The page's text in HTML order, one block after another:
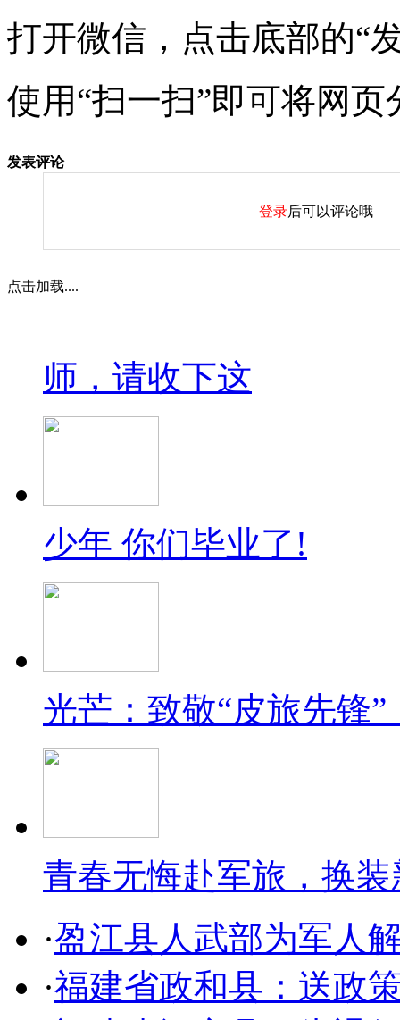
打开微信，点击底部的“
使用“扫一扫”即可将网
发表评论
登录后可以评论哦
点击加载....
师，请收下这
少年 你们毕业了!
光芒：致敬“皮旅先锋”
青春无悔赴军旅，换
·盈江县人武部为军人
·福建省政和县：送政